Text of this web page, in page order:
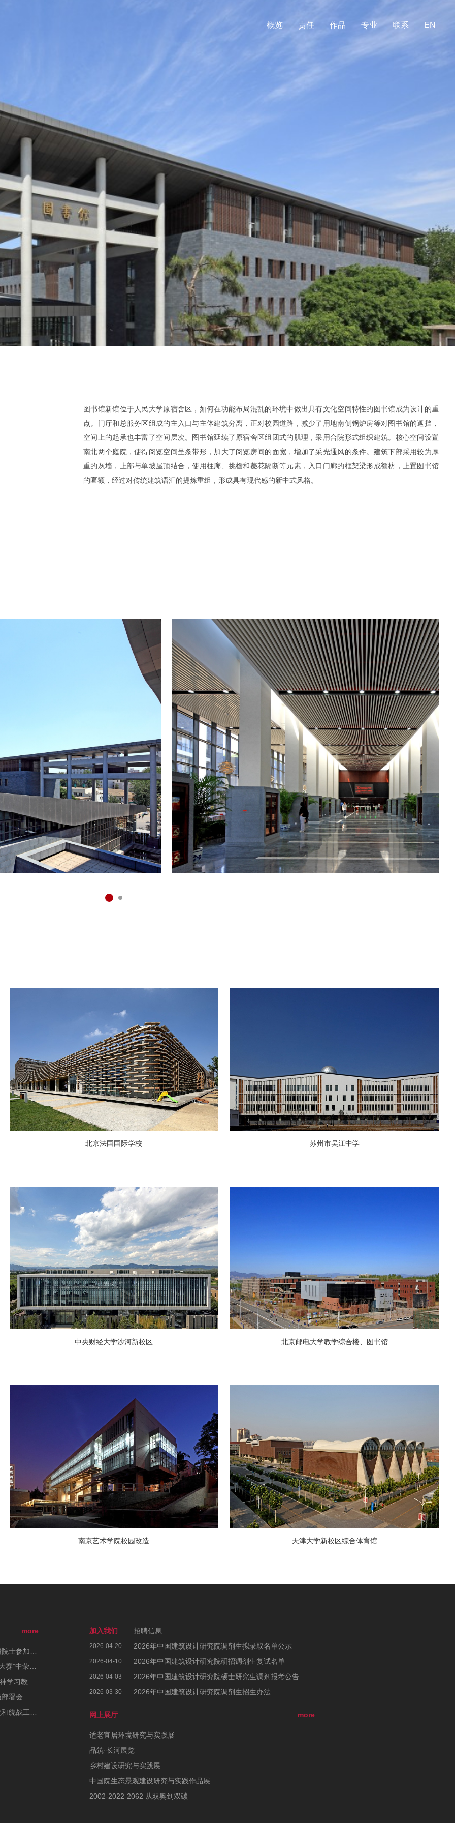
概览 责任 作品 专业 联系 EN
图书馆新馆位于人民大学原宿舍区，如何在功能布局混乱的环境中做出具有文化空间特性的图书馆成为设计的重
点。门厅和总服务区组成的主入口与主体建筑分离，正对校园道路，减少了用地南侧锅炉房等对图书馆的遮挡，
空间上的起承也丰富了空间层次。图书馆延续了原宿舍区组团式的肌理，采用合院形式组织建筑。核心空间设置
南北两个庭院，使得阅览空间呈条带形，加大了阅览房间的面宽，增加了采光通风的条件。建筑下部采用较为厚
重的灰墙，上部与单坡屋顶结合，使用柱廊、挑檐和菱花隔断等元素，入口门廊的框架梁形成额枋，上置图书馆
的匾额，经过对传统建筑语汇的提炼重组，形成具有现代感的新中式风格。
北京法国国际学校 苏州市吴江中学
中央财经大学沙河新校区 北京邮电大学教学综合楼、图书馆
南京艺术学院校园改造 天津大学新校区综合体育馆
more
署会
加入我们 招聘信息
2026-04-20 2026年中国建筑设计研究院调剂生拟录取名单公示
2026-04-10 2026年中国建筑设计研究院研招调剂生复试名单
2026-04-03 2026年中国建筑设计研究院硕士研究生调剂报考公告
2026-03-30 2026年中国建筑设计研究院调剂生招生办法
more
网上展厅
适老宜居环境研究与实践展
品筑·长河展览
乡村建设研究与实践展
中国院生态景观建设研究与实践作品展
2002-2022-2062 从双奥到双碳